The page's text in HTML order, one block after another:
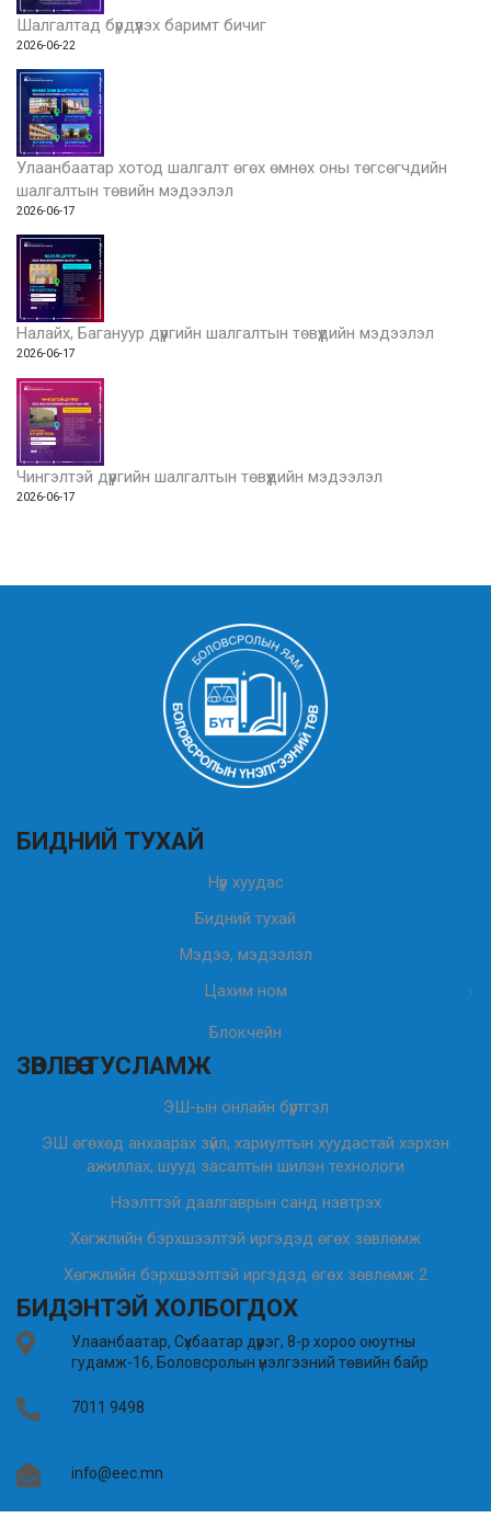
Шалгалтад бүрдүүлэх баримт бичиг
2026-06-22
Улаанбаатар хотод шалгалт өгөх өмнөх оны төгсөгчдийн
шалгалтын төвийн мэдээлэл
2026-06-17
Налайх, Багануур дүүргийн шалгалтын төвүүдийн мэдээлэл
2026-06-17
Чингэлтэй дүүргийн шалгалтын төвүүдийн мэдээлэл
2026-06-17
БИДНИЙ ТУХАЙ
Нүүр хуудас
Бидний тухай
Мэдээ, мэдээлэл
Цахим ном
Блокчейн
ЗӨВЛӨГӨӨ ТУСЛАМЖ
ЭШ-ын онлайн бүртгэл
ЭШ өгөхөд анхаарах зүйл, хариултын хуудастай хэрхэн
ажиллах, шууд засалтын шилэн технологи
Нээлттэй даалгаврын санд нэвтрэх
Хөгжлийн бэрхшээлтэй иргэдэд өгөх зөвлөмж
Хөгжлийн бэрхшээлтэй иргэдэд өгөх зөвлөмж 2
БИДЭНТЭЙ ХОЛБОГДОХ
Улаанбаатар, Сүхбаатар дүүрэг, 8-р хороо оюутны
гудамж-16, Боловсролын үнэлгээний төвийн байр
7011 9498
info@eec.mn